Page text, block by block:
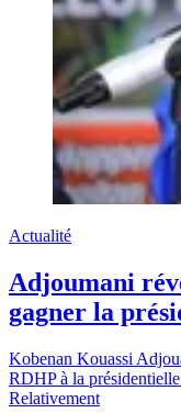
Actualité
Adjoumani
gagner la
Kobenan Kouassi
RDHP à la
Relativement